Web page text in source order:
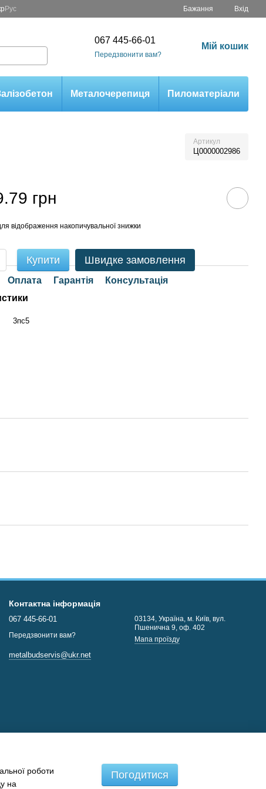
Рус Бажання Вхід
067 445-66-01
Передзвонити вам?
Мій кошик
Металочерепиця Пиломатеріали
Артикул
Ц0000002986
грн
відображення накопичувальної знижки
Купити Швидке замовлення
Оплата Гарантія
Консультація
3пс5
Контактна інформація
067 445-66-01
Передзвонити вам?
metalbudservis@ukr.net
03134, Україна, м. Київ, вул.
Пшенична 9, оф. 402
Мапа проїзду
роботи
на
Погодитися